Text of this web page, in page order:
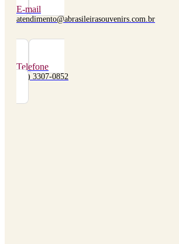
E-mail
atendimento@abrasileirasouvenirs.com.br
Telefone
(48) 3307-0852